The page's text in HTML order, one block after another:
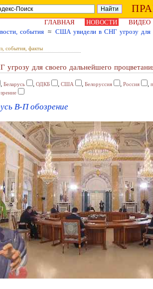
ГЛАВНАЯ НОВОСТИ
ВИДЕО
события ≈ США увидели в СНГ угрозу для
события, факты
для своего дальнейшего
, Беларусь , ОДКБ , США , Белоруссия , Россия ,
В-П обозрение